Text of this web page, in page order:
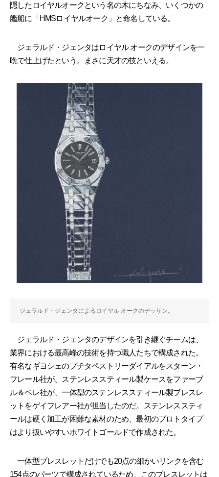
隠したロイヤルオークという名の木にちなみ、いくつかの
艦船に「HMSロイヤルオーク」と命名している。
ジェラルド・ジェンタはロイヤル オークのデザインを一
晩で仕上げたという。まさに天才の技といえる。
ジェラルド・ジェンタによるロイヤル オークのデッサン。
ジェラルド・ジェンタのデザインを引き継ぐチームは、
業界における最高峰の技術を持つ職人たちで構成された。
有名なギヨシェのプチタペストリーダイアルをスターン・
フレール社が、ステンレススティール製ケースをファーブ
ル＆ペレ社が、一体型のステンレススティール製ブレスレ
ットをゲイフレアー社が担当したのだ。ステンレススティ
ールは硬く加工が困難な素材のため、最初のプロトタイプ
はより扱いやすいホワイトゴールドで作成された。
一体型ブレスレットだけでも20点の細かいリンクを含む
154点のパーツで構成されているため、このブレスレットは